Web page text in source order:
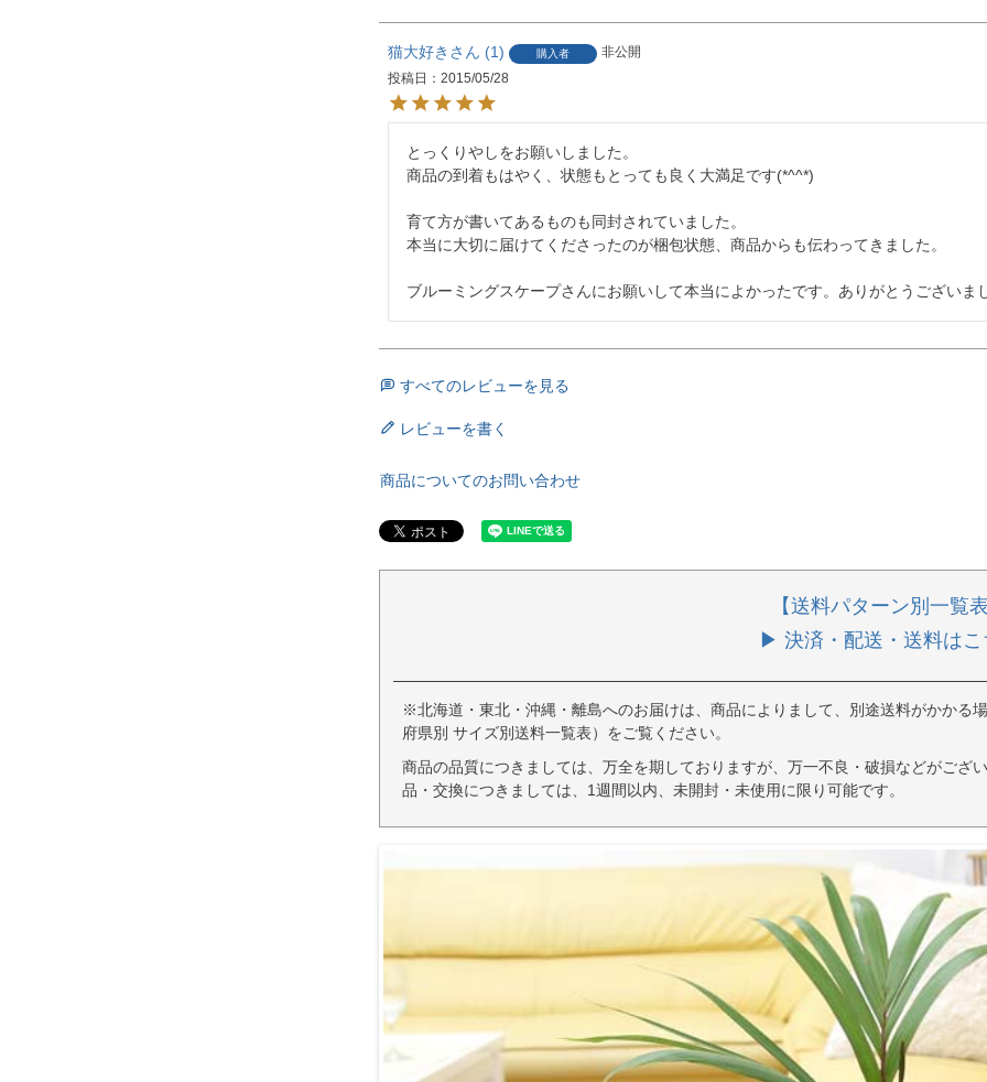
猫大好き 1 購入者
非公開
投稿日
2015/05/28
とっくりやしをお願いしました。
商品の到着もはやく、状態もとっても良く大満足です(*^^*)
育て方が書いてあるものも同封されていました。
本当に大切に届けてくださったのが梱包状態、商品からも伝わってきました。
すべてのレビューを見る
レビューを書く
商品についてのお問い合わせ
【送料パターン別一覧表
▶ 決済・配送・送料はこ
※北海道・東北・沖縄・離島へのお届けは、商品によりまして、別途送料がかかる
府県別 サイズ別送料一覧表）をご覧ください。
商品の品質につきましては、万全を期しておりますが、万一不良・破損などがござ
品・交換につきましては、1週間以内、未開封・未使用に限り可能です。